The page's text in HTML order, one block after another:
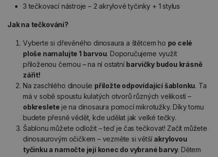
3 tečkovací nástroje – 2 akrylové tyčinky + 1 stylus
Jak na tečkování?
Vyberte si dřevěného dinosaura a štětcem ho po celé
ploše namalujte 1 barvou. Doporučujeme využít
přiloženou černou – na ní ostatní barvičky budou krásně
zářit!
Na zaschlého dinouše přiložte odpovídající šablonku. Ta
má v sobě spoustu kulatých otvorů různých velikostí –
obkreslete je na dinosaura pomocí mikrotužky. Díky tomu
budete přesně vědět, kde udělat jak velké tečky.
Šablonu můžete odložit – teď je čas tečkovat! Začít můžete
dinosaurovým očičkem – vezměte si větší akrylovou
tyčinku a namočte její konec do vybrané barvy. Dětem